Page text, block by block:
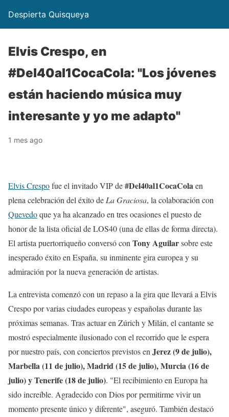
Despierta Quisqueya
Elvis Crespo, en
#Del40al1CocaCola: "Los jóvenes
están haciendo música muy
interesante y yo me adapto"
1 mes ago
Elvis Crespofue el invitado VIP de#Del40al1CocaColaen
plena celebración del éxito de La Graciosa, la colaboración con
Quevedoque ya ha alcanzado en tres ocasiones el puesto de
honor de la lista oficial de LOS40 (una de ellas de forma directa).
El artista puertorriqueño conversó con Tony Aguilarsobre este
inesperado éxito en España, su inminente gira europea y su
admiración por la nueva generación de artistas.
La entrevista comenzó con un repaso a la gira que llevará a Elvis
Crespo por varias ciudades europeas y españolas durante las
próximas semanas. Tras actuar en Zúrich y Milán, el cantante se
mostró especialmente ilusionado con el recorrido que le espera
por nuestro país, con conciertos previstos en Jerez (9 de julio),
Marbella (11 de julio), Madrid (15 de julio), Murcia (16 de
julio) y Tenerife (18 de julio). "El recibimiento en Europa ha
sido increíble. Agradecido con Dios por permitirme vivir un
momento presente único y diferente", aseguró. También destacó